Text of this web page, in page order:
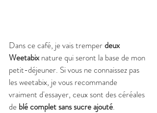
Dans ce café, je vais tremper deux
Weetabix nature qui seront la base de mon
petit-déjeuner. Si vous ne connaissez pas
les weetabix, je vous recommande
vraiment d'essayer, ceux sont des céréales
de blé complet sans sucre ajouté.